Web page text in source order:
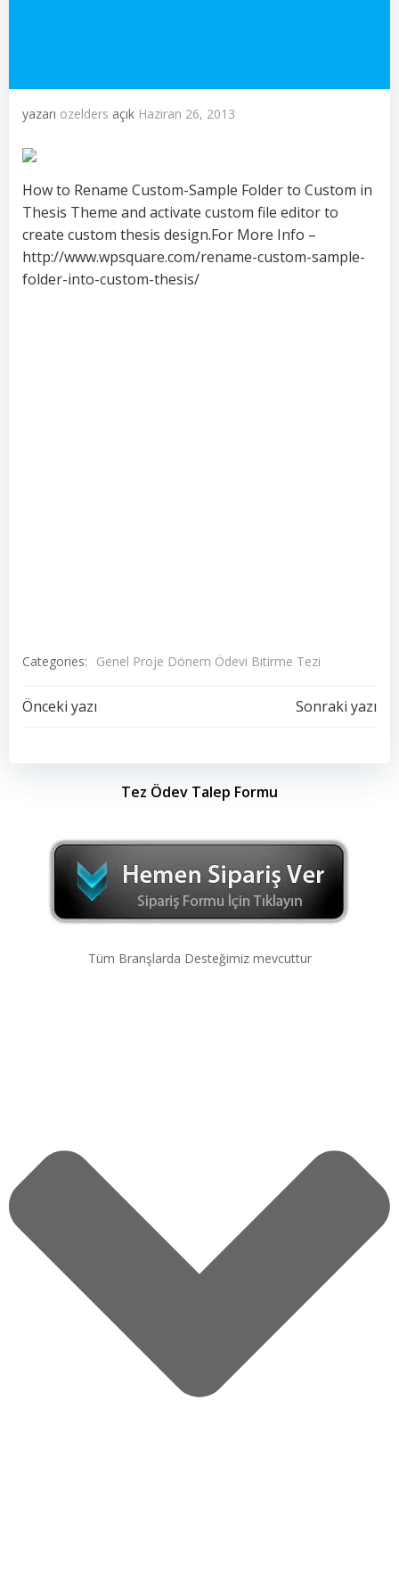
yazarı ozelders açık Haziran 26, 2013
How to Rename Custom-Sample Folder to Custom in
Thesis Theme and activate custom file editor to
create custom thesis design.For More Info –
http://www.wpsquare.com/rename-custom-sample-
folder-into-custom-thesis/
Categories: Genel Proje Dönem Ödevi Bitirme Tezi
Yazı
dolaşımı
Önceki yazı
dolaşımı
Sonraki yazı
Tez Ödev Talep Formu
Tüm Branşlarda Desteğimiz mevcuttur